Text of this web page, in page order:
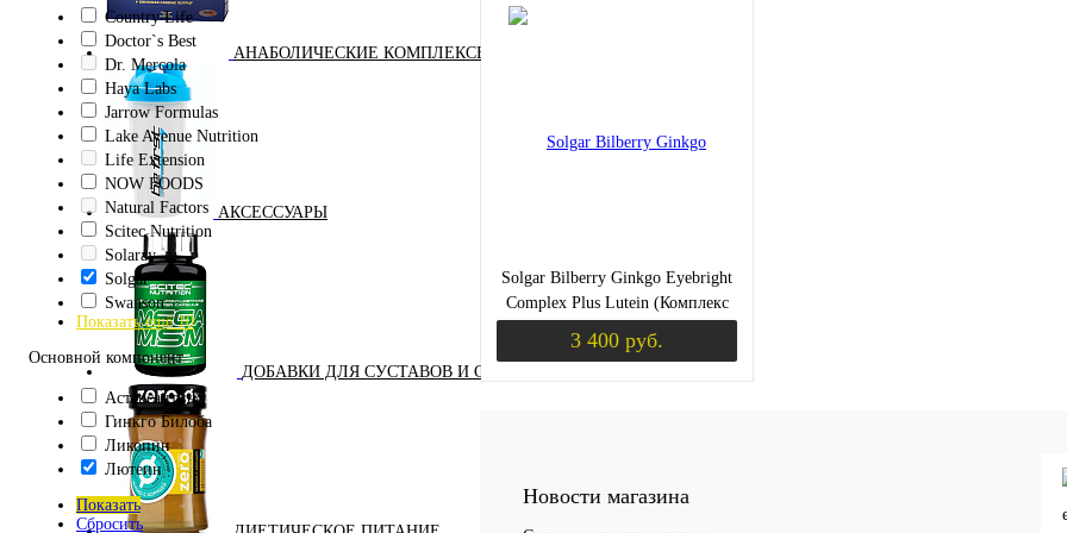
АНАБОЛИЧЕСКИЕ КОМПЛЕКСЫ(ПОВЫШЕНИЕ ТЕСТОСТЕРОНА)
АКСЕССУАРЫ
ДОБАВКИ ДЛЯ СУСТАВОВ И СВЯЗОК (ХОНДРОПРОТЕКТОРЫ)
Country Life
Doctor`s Best
Dr. Mercola
Haya Labs
Jarrow Formulas
Lake Avenue Nutrition
Life Extension
NOW FOODS
Natural Factors
Scitec Nutrition
Solaray
Solgar
Swanson
Показать ещё 10
Основной компонент
Астаксантин
Гинкго Билоба
Ликопин
Лютеин
Показать
Сбросить
Solgar Bilberry Ginkgo Eyebright
Complex Plus Lutein (Комплекс
черники Гинкго для зрения плюс
Лютеин) 60 капс.
3 400 руб.
Новости магазина